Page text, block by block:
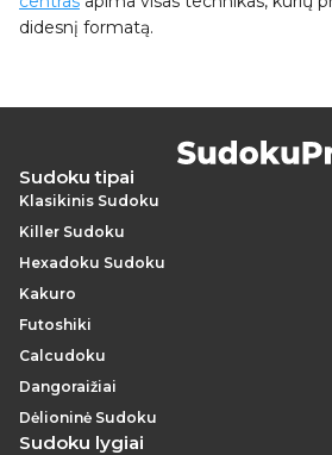
didesnį formatą.
Sudoku tipai
Klasikinis Sudoku
Killer Sudoku
Hexadoku Sudoku
Kakuro
Futoshiki
Calcudoku
Dangoraižiai
Dėlioninė Sudoku
Sudoku lygiai